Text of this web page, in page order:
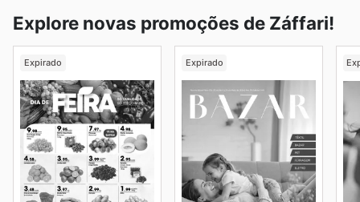
Explore novas promoções de Záffari!
Expirado Expirado